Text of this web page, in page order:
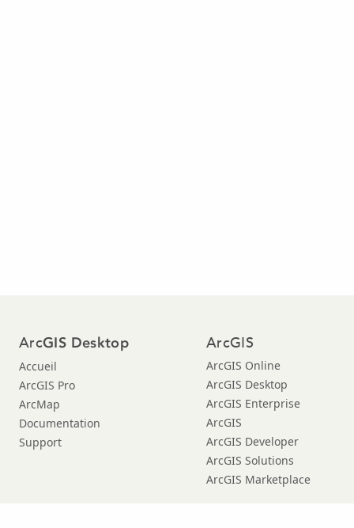
ArcGIS Desktop
Accueil
ArcGIS Pro
ArcMap
Documentation
Support
ArcGIS
ArcGIS Online
ArcGIS Desktop
ArcGIS Enterprise
ArcGIS
ArcGIS Developer
ArcGIS Solutions
ArcGIS Marketplace